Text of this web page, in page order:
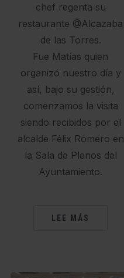
chef regenta su
restaurante @Alcazaba
de las Torres.
Fue Matías quien
organizó nuestro día y
así, bajo su gestión,
comenzamos la visita
siendo recibidos por el
alcalde Félix Romero en
la Sala de Plenos del
Ayuntamiento.
LEE MÁS